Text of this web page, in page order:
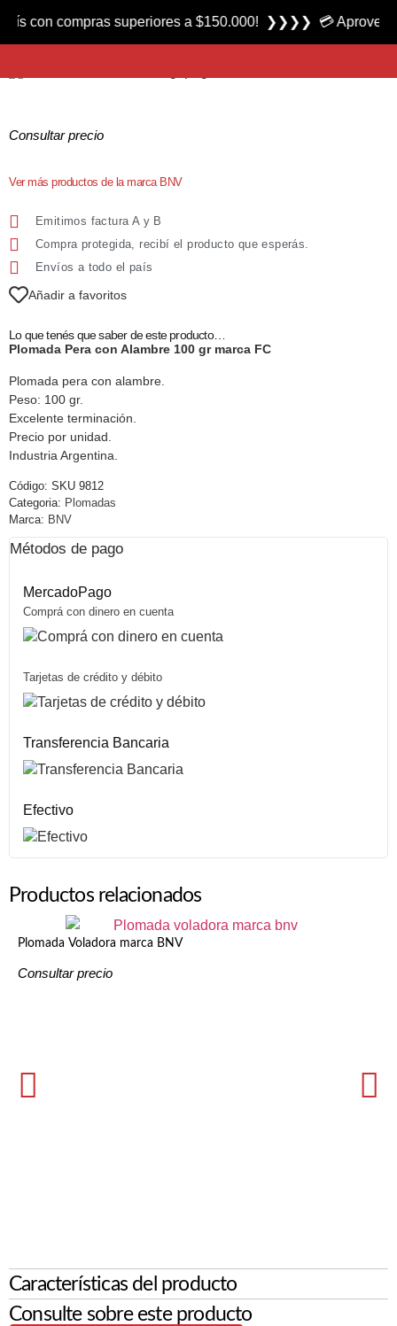
Producto nuevo
Plomada Pera con Alambre 100 gr marca BNV
Consultar precio
Ver más productos de la marca BNV
Emitimos factura A y B
Compra protegida, recibí el producto que esperás.
Envíos a todo el país
Añadir a favoritos
Lo que tenés que saber de este producto…
Plomada Pera con Alambre 100 gr marca FC
Plomada pera con alambre.
Peso: 100 gr.
Excelente terminación.
Precio por unidad.
Industria Argentina.
Código: SKU 9812
Categoria: Plomadas
Marca: BNV
Métodos de pago
MercadoPago
Comprá con dinero en cuenta
Tarjetas de crédito y débito
Transferencia Bancaria
Efectivo
Productos relacionados
Plomada Voladora marca BNV
Consultar precio
Características del producto
Consulte sobre este producto
superiores a $150.000! ❯❯❯❯ 💳 Aprovecha las 3